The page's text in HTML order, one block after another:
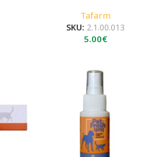
Tafarm
SKU: 2.1.00.013
5.00€